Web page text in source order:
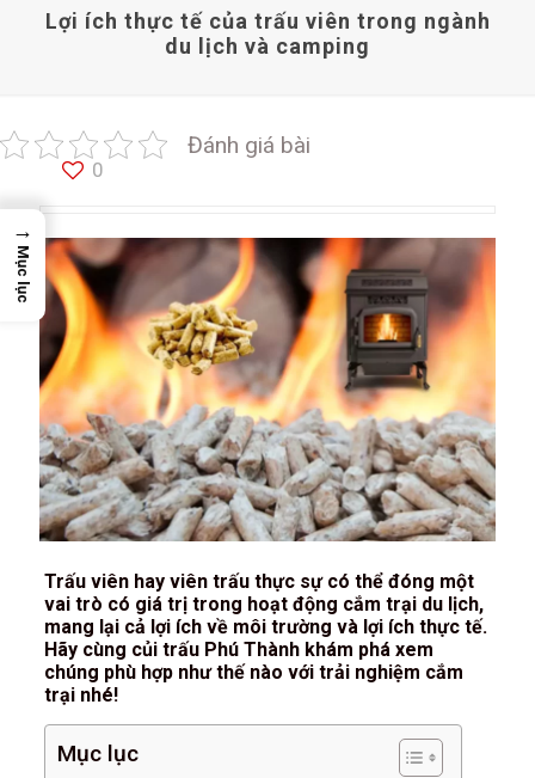
Lợi ích thực tế của trấu viên trong ngành
du lịch và camping
Đánh giá bài
0
Trấu viên hay viên trấu thực sự có thể đóng một
vai trò có giá trị trong hoạt động cắm trại du lịch,
mang lại cả lợi ích về môi trường và lợi ích thực tế.
Hãy cùng củi trấu Phú Thành khám phá xem
chúng phù hợp như thế nào với trải nghiệm cắm
trại nhé!
Mục lục
→
Mục lục